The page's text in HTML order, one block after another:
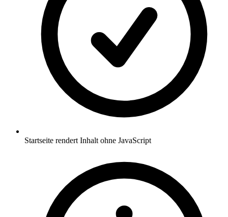
Startseite rendert Inhalt ohne JavaScript